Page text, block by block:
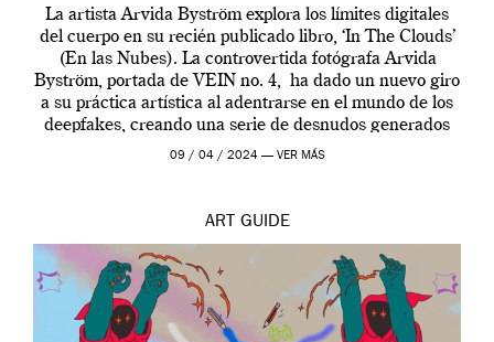
La artista Arvida Byström explora los límites digitales
del cuerpo en su recién publicado libro, ‘In The Clouds’
(En las Nubes). La controvertida fotógrafa Arvida
Byström, portada de VEIN no. 4, ha dado un nuevo giro
a su práctica artística al adentrarse en el mundo de los
deepfakes, creando una serie de desnudos generados
por […]
09 / 04 / 2024 — VER MÁS
ART GUIDE